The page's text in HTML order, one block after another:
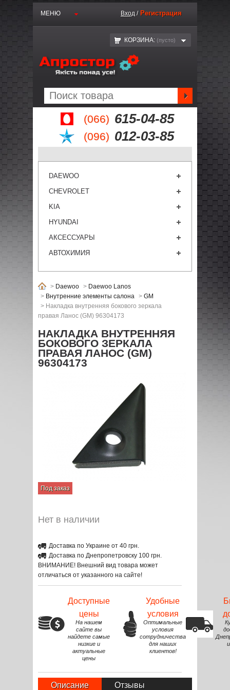
(066) 615-04-85
(096) 012-03-85
МЕНЮ Вход / Регистрация
КОРЗИНА: (пустo)
DAEWOO
CHEVROLET
KIA
HYUNDAI
АКСЕССУАРЫ
АВТОХИМИЯ
> Daewoo > Daewoo Lanos
> Внутренние элементы салона > GM
> Накладка внутренняя бокового зеркала
правая Ланос (GM) 96304173
НАКЛАДКА ВНУТРЕННЯЯ
БОКОВОГО ЗЕРКАЛА
ПРАВАЯ ЛАНОС (GM)
96304173
Под заказ
Нет в наличии
Доставка по Украине от 40 грн.
Доставка по Днепропетровску 100 грн.
ВНИМАНИЕ! Внешний вид товара может
отличаться от указанного на сайте!
Доступные
цены
На нашем
сайте вы
найдете самые
низкие и
актуальные
цены
Удобные
условия
Оптимальные
условия
сотрудничества
для наших
клиентов!
Описание Отзывы